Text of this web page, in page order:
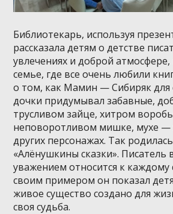
Библиотекарь, используя
рассказала детям о детстве
увлечениях и доброй
семье, где все очень любили
о том, как Мамин — Сибиряк для
дочки придумывал забавные,
трусливом зайце, хитром
неповоротливом мишке, мухе —
других персонажах. Так
«Алёнушкины сказки». Писатель
уважением относится к
своим примером он показал
живое существо создано для
своя судьба.